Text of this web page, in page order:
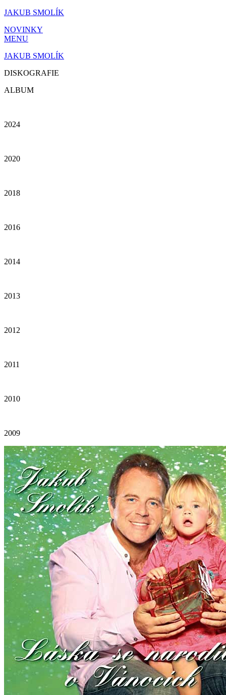
Přejít
obsahu
JAKUB SMOLÍK
NOVINKY
MENU
JAKUB SMOLÍK
DISKOGRAFIE
ALBUM
2024
2020
2018
2016
2014
2013
2012
2011
2010
2009